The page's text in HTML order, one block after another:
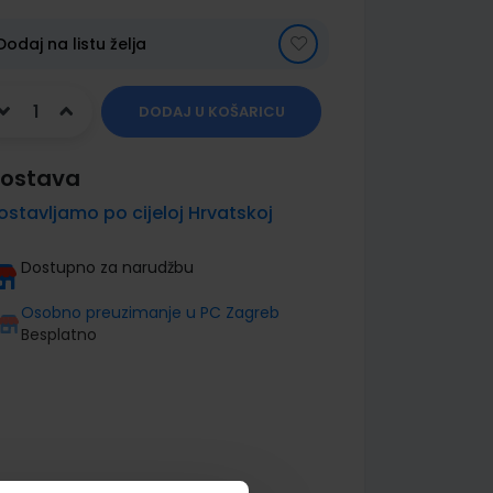
na listu želja
DODAJ U KOŠARICU
po cijeloj Hrvatskoj
Dostupno za narudžbu
Osobno preuzimanje u PC Zagreb
Besplatno